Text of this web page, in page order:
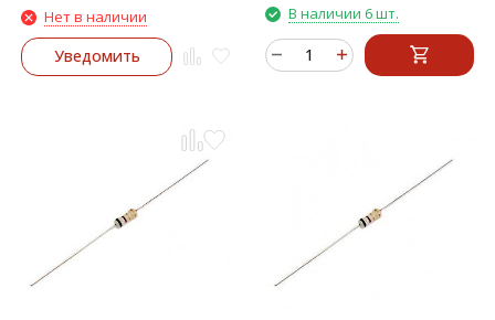
Нет в наличии
Уведомить
В наличии 6 шт.